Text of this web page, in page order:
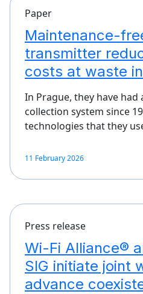
Paper
Maintenance-
transmitter
costs at waste
In Prague, they have had
collection system since
technologies that they
11 February 2026
Press release
Wi-Fi Alliance®
SIG initiate joint
advance